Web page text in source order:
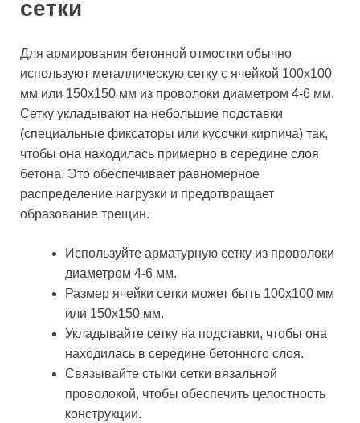
сетки
Для армирования бетонной отмостки обычно
используют металлическую сетку с ячейкой 100х100
мм или 150х150 мм из проволоки диаметром 4-6 мм.
Сетку укладывают на небольшие подставки
(специальные фиксаторы или кусочки кирпича) так,
чтобы она находилась примерно в середине слоя
бетона. Это обеспечивает равномерное
распределение нагрузки и предотвращает
образование трещин.
Используйте арматурную сетку из проволоки
диаметром 4-6 мм.
Размер ячейки сетки может быть 100х100 мм
или 150х150 мм.
Укладывайте сетку на подставки, чтобы она
находилась в середине бетонного слоя.
Связывайте стыки сетки вязальной
проволокой, чтобы обеспечить целостность
конструкции.